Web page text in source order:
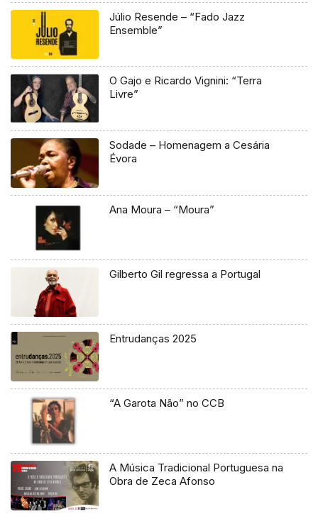
Júlio Resende – “Fado Jazz
Ensemble”
O Gajo e Ricardo Vignini: “Terra
Livre”
Sodade – Homenagem a Cesária
Évora
Ana Moura – “Moura”
Gilberto Gil regressa a Portugal
Entrudanças 2025
“A Garota Não” no CCB
A Música Tradicional Portuguesa na
Obra de Zeca Afonso